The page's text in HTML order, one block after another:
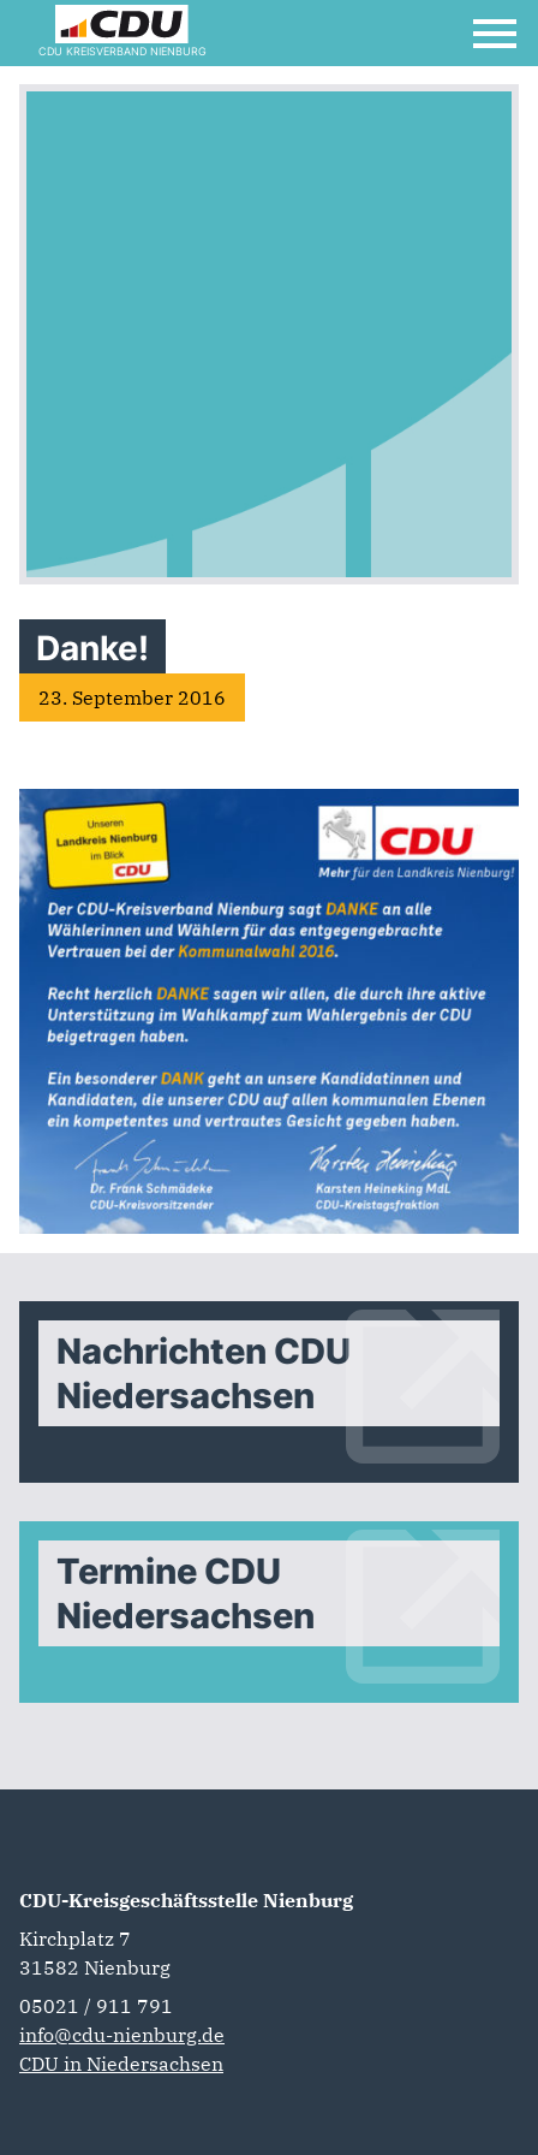
CDU KREISVERBAND NIENBURG
Danke!
23. September 2016
Nachrichten CDU
Niedersachsen
Termine CDU
Niedersachsen
CDU-Kreisgeschäftsstelle Nienburg
Kirchplatz 7
31582 Nienburg
05021 / 911 791
info@cdu-nienburg.de
CDU in Niedersachsen